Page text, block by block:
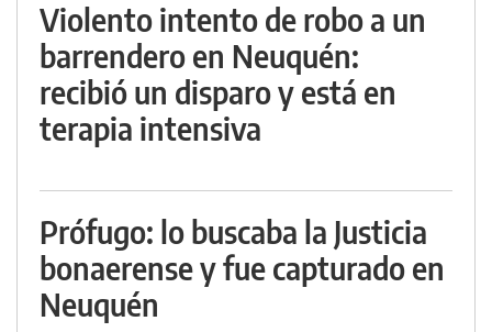
Violento intento de robo a un
barrendero en Neuquén:
recibió un disparo y está en
terapia intensiva
Prófugo: lo buscaba la Justicia
bonaerense y fue capturado en
Neuquén